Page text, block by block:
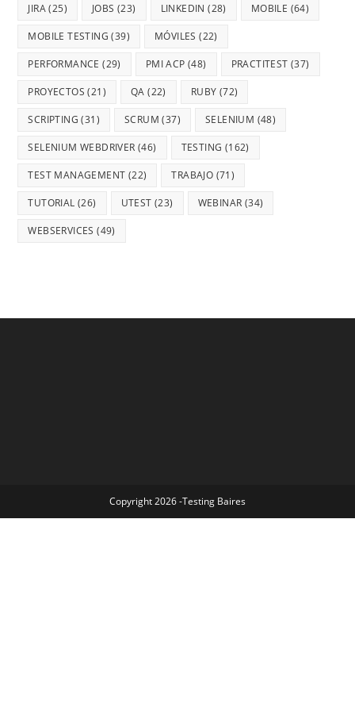
JIRA(25) JOBS (23) LINKEDIN (28) MOBILE (64)
MOBILE TESTING (39) MÓVILES (22)
PERFORMANCE (29) PMI ACP (48) PRACTITEST (37)
PROYECTOS (21) QA (22) RUBY (72)
SCRIPTING (31) SCRUM (37) SELENIUM (48)
SELENIUM WEBDRIVER (46) TESTING (162)
TEST MANAGEMENT (22) TRABAJO (71)
TUTORIAL (26) UTEST (23) WEBINAR (34)
WEBSERVICES (49)
Copyright 2026 -Testing Baires